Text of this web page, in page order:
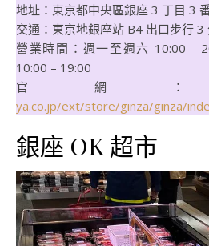
地址：東京都中央區銀座 3 丁目 3
交通：東京地銀座站 B4 出口步行 3
營業時間：週一至週六 10:00 –
10:00 – 19:00
官網
ya.co.jp/ext/store/ginza/ginza/
銀座 OK 超市